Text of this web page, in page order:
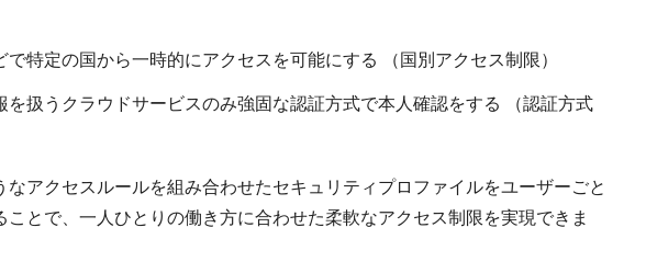
で特定の国から一時的にアクセスを可能にする （国別アクセス制限）
を扱うクラウドサービスのみ強固な認証方式で本人確認をする （認証方式
なアクセスルールを組み合わせたセキュリティプロファイルをユーザーごと
ことで、一人ひとりの働き方に合わせた柔軟なアクセス制限を実現できま